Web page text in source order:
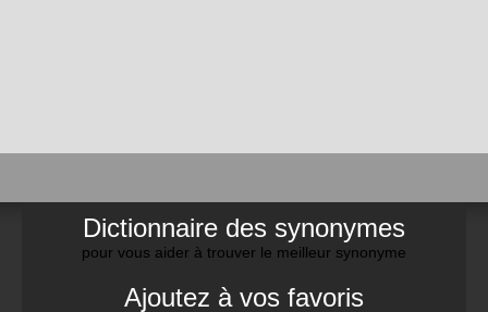
Dictionnaire des synonymes
pour vous aider à trouver le meilleur synonyme
Ajoutez à vos favoris